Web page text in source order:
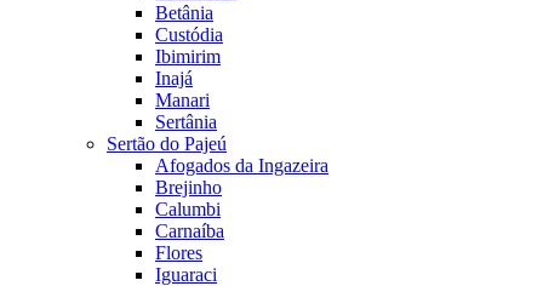
Betânia
Custódia
Ibimirim
Inajá
Manari
Sertânia
Sertão do Pajeú
Afogados da Ingazeira
Brejinho
Calumbi
Carnaíba
Flores
Iguaraci